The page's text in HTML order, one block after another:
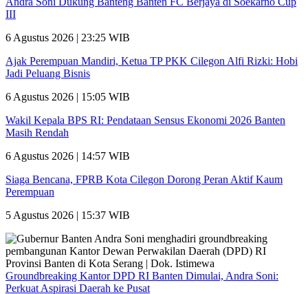
III
6 Agustus 2026 | 23:25 WIB
Ajak Perempuan Mandiri, Ketua TP PKK Cilegon Alfi Rizki: Hobi
Jadi Peluang Bisnis
6 Agustus 2026 | 15:05 WIB
Wakil Kepala BPS RI: Pendataan Sensus Ekonomi 2026 Banten
Masih Rendah
6 Agustus 2026 | 14:57 WIB
Siaga Bencana, FPRB Kota Cilegon Dorong Peran Aktif Kaum
Perempuan
5 Agustus 2026 | 15:37 WIB
Groundbreaking Kantor DPD RI Banten Dimulai, Andra Soni:
Perkuat Aspirasi Daerah ke Pusat